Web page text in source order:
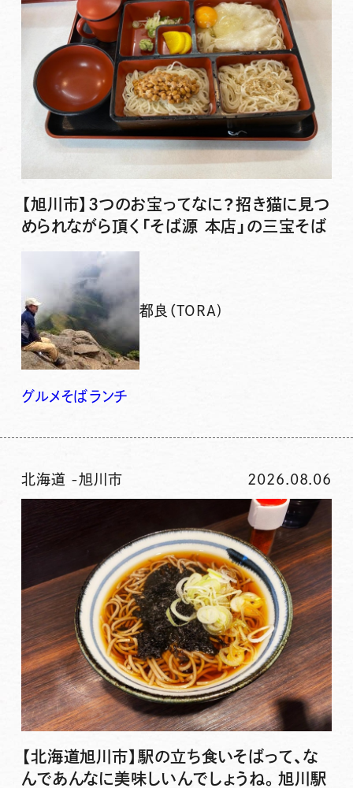
【旭川市】3つのお宝ってなに？招き猫に見つ
められながら頂く「そば源 本店」の三宝そば
都良（TORA)
グルメそばランチ
北海道 -旭川市 2026.08.06
【北海道旭川市】駅の立ち食いそばって、な
んであんなに美味しいんでしょうね。旭川駅